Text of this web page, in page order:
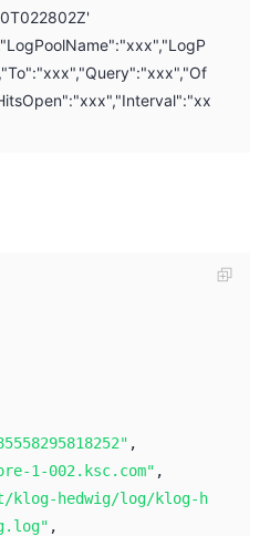
,
1-002.ksc.com" ,
klog-hedwig/log/klog-h
,